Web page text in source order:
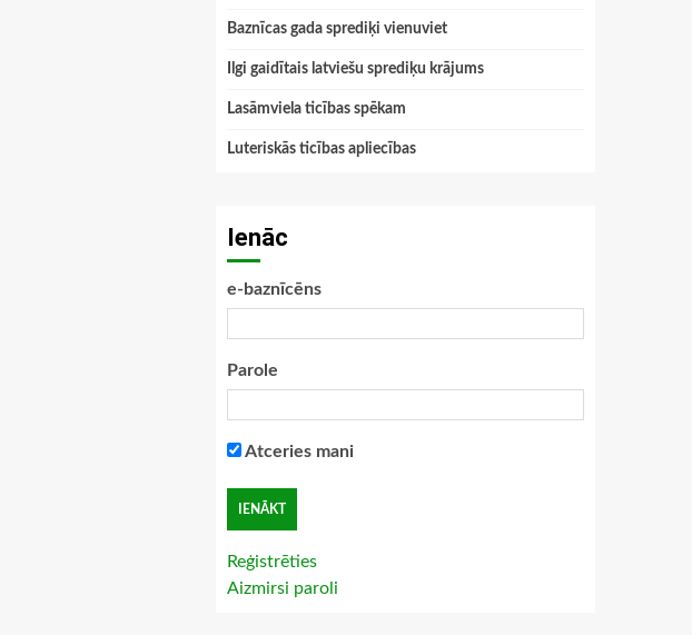
Baznīcas gada sprediķi vienuviet
Ilgi gaidītais latviešu sprediķu krājums
Lasāmviela ticības spēkam
Luteriskās ticības apliecības
Ienāc
e-baznīcēns
Parole
Atceries mani
Reģistrēties
Aizmirsi paroli